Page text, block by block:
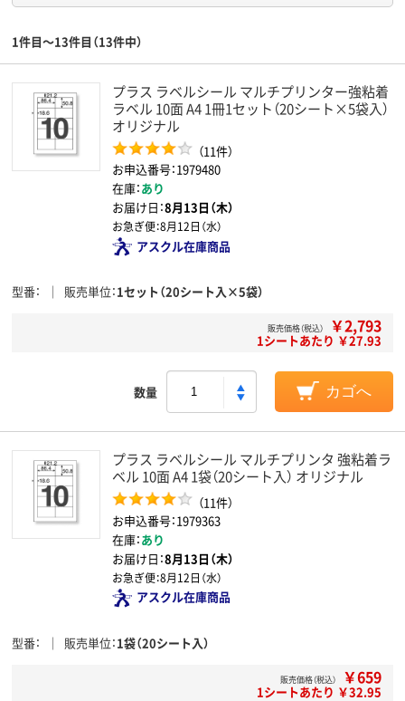
1件目～13件目（13件中）
プラス ラベルシール マルチプリンター強粘着
ラベル 10面 A4 1冊1セット（20シート×5袋入）
オリジナル
（11件）
お申込番号：1979480
在庫：あり
お届け日：8月13日（木）
お急ぎ便：8月12日（水）
アスクル在庫商品
型番 販売単位 1セット（20シート入×5袋）
販売価格（税込） ￥2,793
1シートあたり ￥27.93
数量 カゴへ
プラス ラベルシール マルチプリンタ 強粘着ラ
ベル 10面 A4 1袋（20シート入） オリジナル
（11件）
お申込番号：1979363
在庫：あり
お届け日：8月13日（木）
お急ぎ便：8月12日（水）
アスクル在庫商品
型番 販売単位 1袋（20シート入）
販売価格（税込） ￥659
1シートあたり ￥32.95